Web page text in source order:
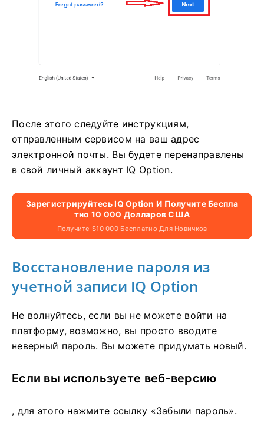
После этого следуйте инструкциям,
отправленным сервисом на ваш адрес
электронной почты. Вы будете перенаправлены
в свой личный аккаунт IQ Option.
Зарегистрируйтесь IQ Option И Получите Беспла
Тно 10 000 Долларов США
Получите $10 000 Бесплатно Для Новичков
Восстановление пароля из
учетной записи IQ Option
Не волнуйтесь, если вы не можете войти на
платформу, возможно, вы просто вводите
неверный пароль. Вы можете придумать новый.
Если вы используете веб-версию
, для этого нажмите ссылку «Забыли пароль».